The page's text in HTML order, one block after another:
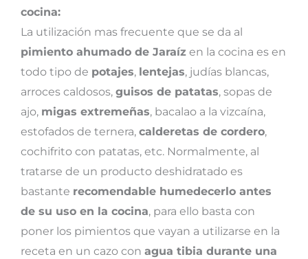
cocina:
La utilización mas frecuente que se da al
pimiento ahumado de Jaraíz en la cocina es en
todo tipo de potajes, lentejas, judías blancas,
arroces caldosos, guisos de patatas, sopas de
ajo, migas extremeñas, bacalao a la vizcaína,
estofados de ternera, calderetas de cordero,
cochifrito con patatas, etc. Normalmente, al
tratarse de un producto deshidratado es
bastante recomendable humedecerlo antes
de su uso en la cocina, para ello basta con
poner los pimientos que vayan a utilizarse en la
receta en un cazo con agua tibia durante una